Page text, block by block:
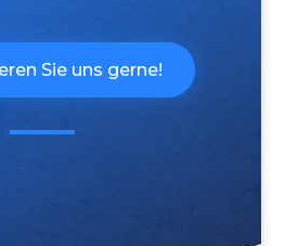
Sie uns gerne!